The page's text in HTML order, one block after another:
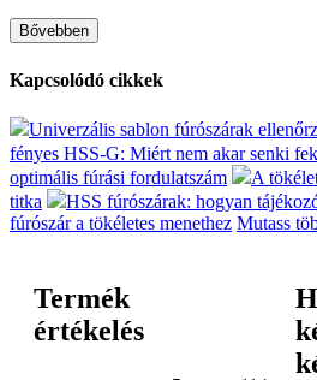
Bővebben
Kapcsolódó cikkek
Univerzális sablon fúrószárak
fényes HSS-G: Miért nem akar senki
optimális fúrási fordulatszám
A
titka
HSS fúrószárak: hogyan
fúrószár a tökéletes menethez Mutass
Termék
értékelés